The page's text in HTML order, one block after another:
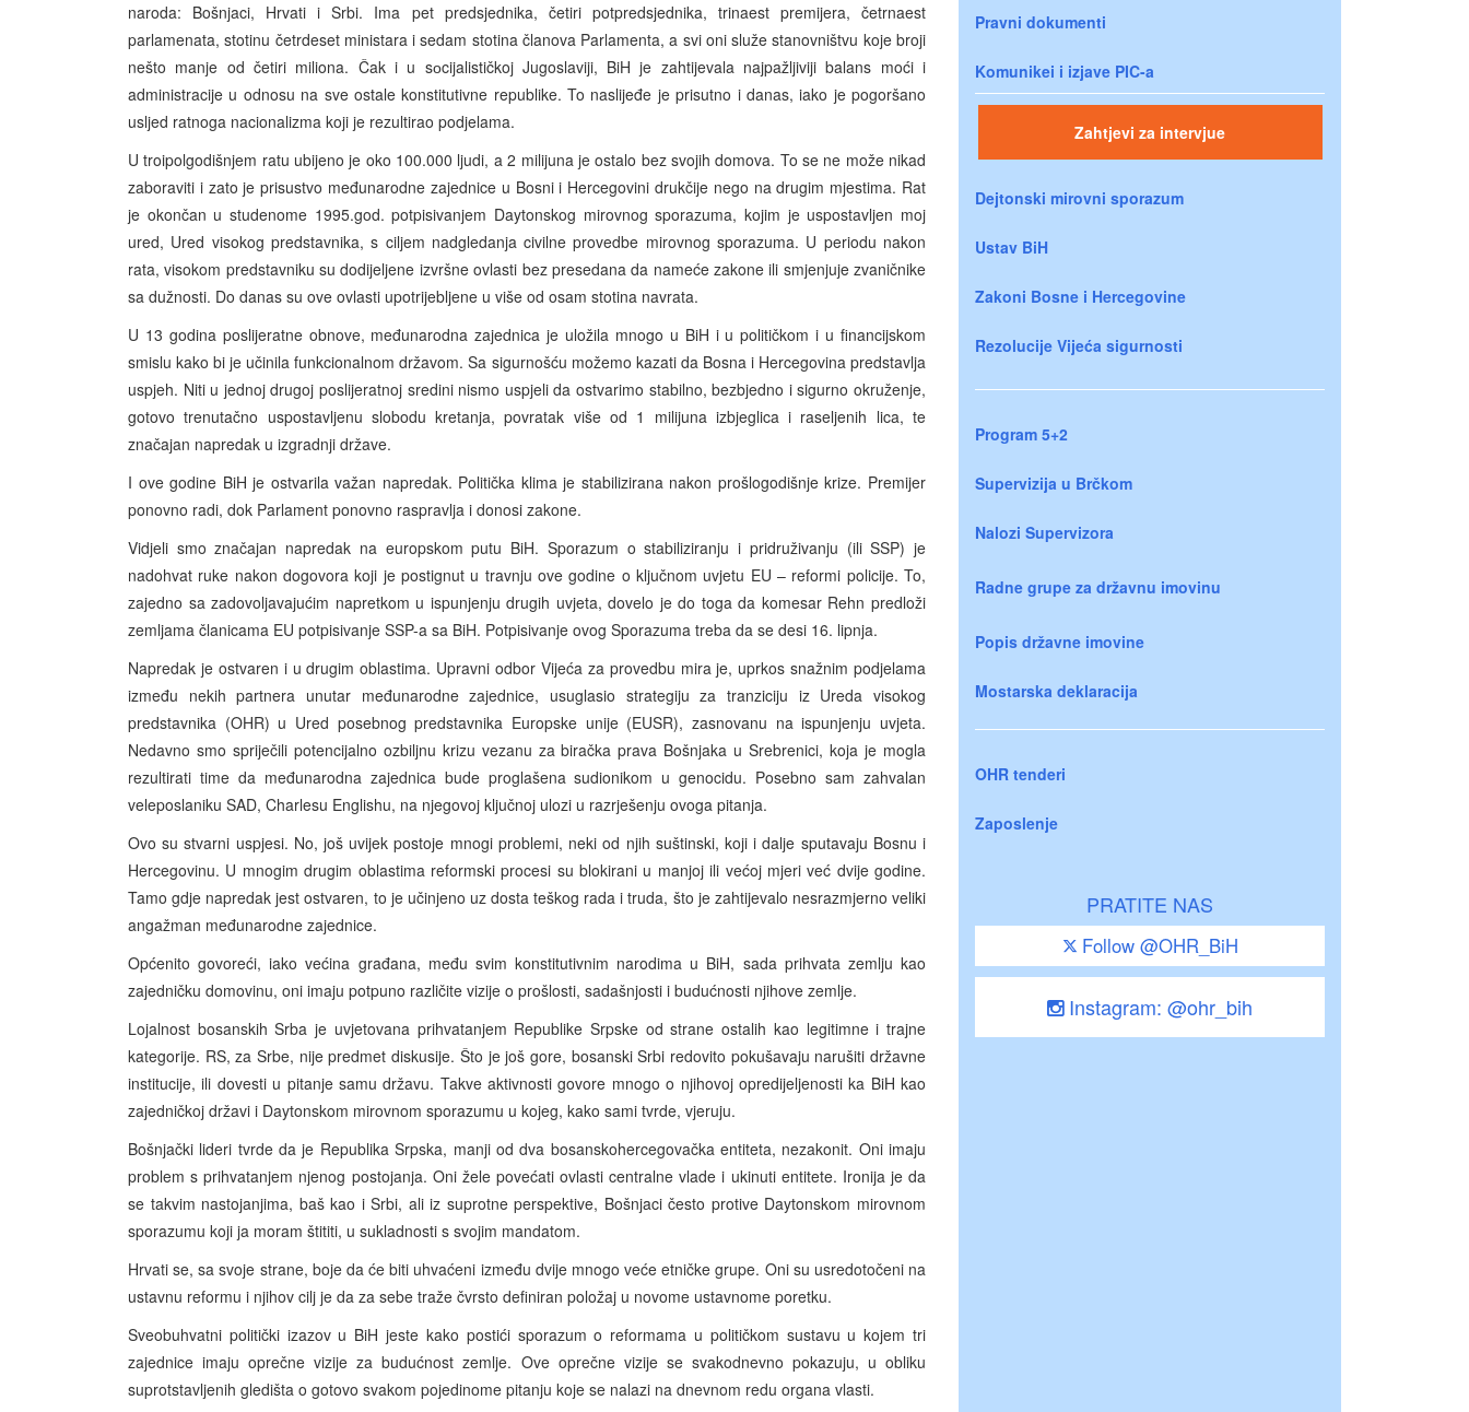
naroda: Bošnjaci, Hrvati i Srbi. Ima pet predsjednika, četiri potpredsjednika, trinaest premijera, četrnaest
parlamenata, stotinu četrdeset ministara i sedam stotina članova Parlamenta, a svi oni služe stanovništvu koje broji
nešto manje od četiri miliona. Čak i u sоcijalističkoj Jugoslaviji, BiH je zahtijevala najpažljiviji balans moći i
administracije u odnosu na sve ostale konstitutivne republike. To naslijeđe je prisutno i danas, iako je pogoršano
usljed ratnoga nacionalizma koji je rezultirao podjelama.
U troipolgodišnjem ratu ubijeno je oko 100.000 ljudi, a 2 milijuna je ostalo bez svojih domova. To se ne može nikad
zaboraviti i zato je prisustvo međunarodne zajednice u Bosni i Hercegovini drukčije nego na drugim mjestima. Rat
je okončan u studenome 1995.god. potpisivanjem Daytonskog mirovnog sporazuma, kojim je uspostavljen moj
ured, Ured visokog predstavnika, s ciljem nadgledanja civilne provedbe mirovnog sporazuma. U periodu nakon
rata, visokom predstavniku su dodijeljene izvršne ovlasti bez presedana da nameće zakone ili smjenjuje zvaničnike
sa dužnosti. Do danas su ove ovlasti upotrijebljene u više od osam stotina navrata.
U 13 godina poslijeratne obnove, međunarodna zajednica je uložila mnogo u BiH i u političkom i u financijskom
smislu kako bi je učinila funkcionalnom državom. Sa sigurnošću možemo kazati da Bosna i Hercegovina predstavlja
uspjeh. Niti u jednoj drugoj poslijeratnoj sredini nismo uspjeli da ostvarimo stabilno, bezbjedno i sigurno okruženje,
gotovo trenutačno uspostavljenu slobodu kretanja, povratak više od 1 milijuna izbjeglica i raseljenih lica, te
značajan napredak u izgradnji države.
I ove godine BiH je ostvarila važan napredak. Politička klima je stabilizirana nakon prošlogodišnje krize. Premijer
ponovno radi, dok Parlament ponovno raspravlja i donosi zakone.
Vidjeli smo značajan napredak na europskom putu BiH. Sporazum o stabiliziranju i pridruživanju (ili SSP) je
nadohvat ruke nakon dogovora koji je postignut u travnju ove godine o ključnom uvjetu EU – reformi policije. To,
zajedno sa zadovoljavajućim napretkom u ispunjenju drugih uvjeta, dovelo je do toga da komesar Rehn predloži
zemljama članicama EU potpisivanje SSP-a sa BiH. Potpisivanje ovog Sporazuma treba da se desi 16. lipnja.
Napredak je ostvaren i u drugim oblastima. Upravni odbor Vijeća za provedbu mira je, uprkos snažnim podjelama
između nekih partnera unutar međunarodne zajednice, usuglasio strategiju za tranziciju iz Ureda visokog
predstavnika (OHR) u Ured posebnog predstavnika Europske unije (EUSR), zasnovanu na ispunjenju uvjeta.
Nedavno smo spriječili potencijalno ozbiljnu krizu vezanu za biračka prava Bošnjaka u Srebrenici, koja je mogla
rezultirati time da međunarodna zajednica bude proglašena sudionikom u genocidu. Posebno sam zahvalan
veleposlaniku SAD, Charlesu Englishu, na njegovoj ključnoj ulozi u razrješenju ovoga pitanja.
Ovo su stvarni uspjesi. No, još uvijek postoje mnogi problemi, neki od njih suštinski, koji i dalje sputavaju Bosnu i
Hercegovinu. U mnogim drugim oblastima reformski procesi su blokirani u manjoj ili većoj mjeri već dvije godine.
Tamo gdje napredak jest ostvaren, to je učinjeno uz dosta teškog rada i truda, što je zahtijevalo nesrazmjerno veliki
angažman međunarodne zajednice.
Općenito govoreći, iako većina građana, među svim konstitutivnim narodima u BiH, sada prihvata zemlju kao
zajedničku domovinu, oni imaju potpuno različite vizije o prošlosti, sadašnjosti i budućnosti njihove zemlje.
Lojalnost bosanskih Srba je uvjetovana prihvatanjem Republike Srpske od strane ostalih kao legitimne i trajne
kategorije. RS, za Srbe, nije predmet diskusije. Što je još gore, bosanski Srbi redovito pokušavaju narušiti državne
institucije, ili dovesti u pitanje samu državu. Takve aktivnosti govore mnogo o njihovoj opredijeljenosti ka BiH kao
zajedničkoj državi i Daytonskom mirovnom sporazumu u kojeg, kako sami tvrde, vjeruju.
Bošnjački lideri tvrde da je Republika Srpska, manji od dva bosanskohercegovačka entiteta, nezakonit. Oni imaju
problem s prihvatanjem njenog postojanja. Oni žele povećati ovlasti centralne vlade i ukinuti entitete. Ironija je da
se takvim nastojanjima, baš kao i Srbi, ali iz suprotne perspektive, Bošnjaci često protive Daytonskom mirovnom
sporazumu koji ja moram štititi, u sukladnosti s svojim mandatom.
Hrvati se, sa svoje strane, boje da će biti uhvaćeni između dvije mnogo veće etničke grupe. Oni su usredotočeni na
ustavnu reformu i njihov cilj je da za sebe traže čvrsto definiran položaj u novome ustavnome poretku.
Sveobuhvatni politički izazov u BiH jeste kako postići sporazum o reformama u političkom sustavu u kojem tri
zajednice imaju oprečne vizije za budućnost zemlje. Ove oprečne vizije se svakodnevno pokazuju, u obliku
suprotstavljenih gledišta o gotovo svakom pojedinome pitanju koje se nalazi na dnevnom redu organa vlasti.
Pravni dokumenti
Komunikei i izjave PIC-a
Zahtjevi za intervjue
Dejtonski mirovni sporazum
Ustav BiH
Zakoni Bosne i Hercegovine
Rezolucije Vijeća sigurnosti
Program 5+2
Supervizija u Brčkom
Nalozi Supervizora
Radne grupe za državnu imovinu
Popis državne imovine
Mostarska deklaracija
OHR tenderi
Zaposlenje
PRATITE NAS
Follow @OHR_BiH
Instagram: @ohr_bih